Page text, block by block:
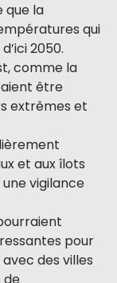
que la
qui
2050.
comme la
être
extrêmes et
et aux îlots
vigilance
pour
des villes